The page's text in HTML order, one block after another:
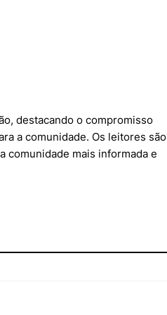
destacando o compromisso
a comunidade. Os leitores são
comunidade mais informada e